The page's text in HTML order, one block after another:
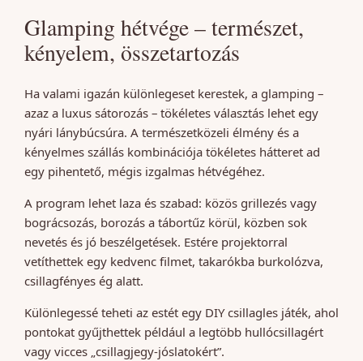
Glamping hétvége – természet,
kényelem, összetartozás
Ha valami igazán különlegeset kerestek, a glamping –
azaz a luxus sátorozás – tökéletes választás lehet egy
nyári lánybúcsúra. A természetközeli élmény és a
kényelmes szállás kombinációja tökéletes hátteret ad
egy pihentető, mégis izgalmas hétvégéhez.
A program lehet laza és szabad: közös grillezés vagy
bográcsozás, borozás a tábortűz körül, közben sok
nevetés és jó beszélgetések. Estére projektorral
vetíthettek egy kedvenc filmet, takarókba burkolózva,
csillagfényes ég alatt.
Különlegessé teheti az estét egy DIY csillagles játék, ahol
pontokat gyűjthettek például a legtöbb hullócsillagért
vagy vicces „csillagjegy-jóslatokért”.